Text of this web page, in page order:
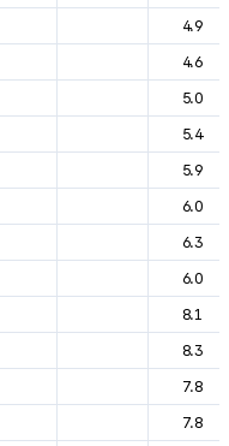
4.9
4.6
5.0
5.4
5.9
6.0
6.3
6.0
8.1
8.3
7.8
7.8